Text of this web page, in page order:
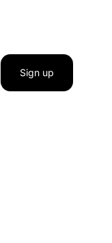
Sign up